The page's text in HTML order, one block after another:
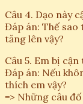
Câu 4. Dạo này
Đáp án: Thế
tăng lên vậy?
Câu 5. Em bị cận
Đáp án: Nếu
thích em vậy?
=> Những câu